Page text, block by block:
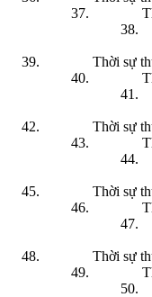
Thời sự
Thời sự
Thời sự
Thời sự